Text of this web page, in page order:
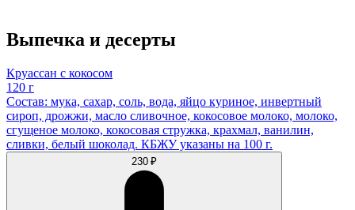
Выпечка и десерты
Круассан с кокосом
120 г
Состав: мука, сахар, соль, вода, яйцо куриное, инвертный
сироп, дрожжи, масло сливочное, кокосовое молоко, молоко,
сгущеное молоко, кокосовая стружка, крахмал, ванилин,
сливки, белый шоколад. КБЖУ указаны на 100 г.
230 ₽